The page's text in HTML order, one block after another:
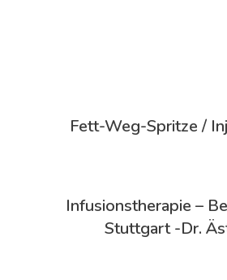
Fett-Weg-Spritze /
Infusionstherapie –
Stuttgart -Dr.